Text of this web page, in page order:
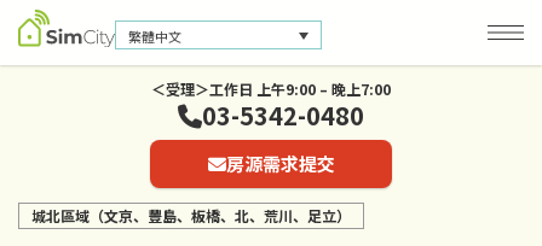
繁體中文
隱私保護政策
＜受理＞工作日 上午9:00 – 晚上7:00
03-5342-0480
房源需求提交
城北區域（文京、豐島、板橋、北、荒川、足立）